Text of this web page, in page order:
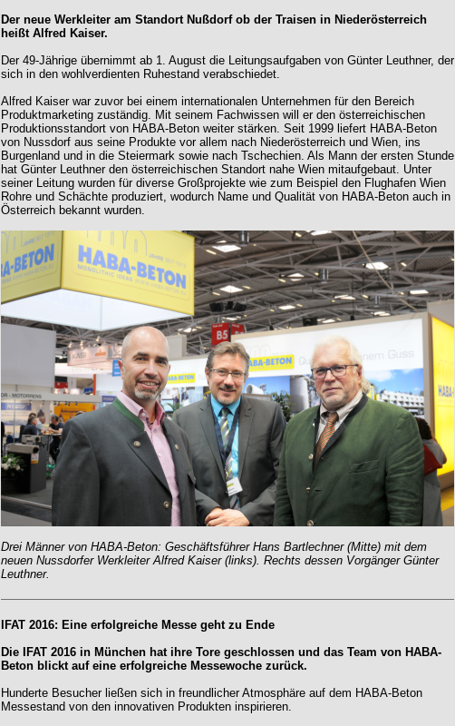
Der neue Werkleiter am Standort Nußdorf ob der Traisen in Niederösterreich
heißt Alfred Kaiser.
Der 49-Jährige übernimmt ab 1. August die Leitungsaufgaben von Günter Leuthner, der
sich in den wohlverdienten Ruhestand verabschiedet.
Alfred Kaiser war zuvor bei einem internationalen Unternehmen für den Bereich
Produktmarketing zuständig. Mit seinem Fachwissen will er den österreichischen
Produktionsstandort von HABA-Beton weiter stärken. Seit 1999 liefert HABA-Beton
von Nussdorf aus seine Produkte vor allem nach Niederösterreich und Wien, ins
Burgenland und in die Steiermark sowie nach Tschechien. Als Mann der ersten Stunde
hat Günter Leuthner den österreichischen Standort nahe Wien mitaufgebaut. Unter
seiner Leitung wurden für diverse Großprojekte wie zum Beispiel den Flughafen Wien
Rohre und Schächte produziert, wodurch Name und Qualität von HABA-Beton auch in
Österreich bekannt wurden.
Drei Männer von HABA-Beton: Geschäftsführer Hans Bartlechner (Mitte) mit dem
neuen Nussdorfer Werkleiter Alfred Kaiser (links). Rechts dessen Vorgänger Günter
Leuthner.
IFAT 2016: Eine erfolgreiche Messe geht zu Ende
Die IFAT 2016 in München hat ihre Tore geschlossen und das Team von HABA-
Beton blickt auf eine erfolgreiche Messewoche zurück.
Hunderte Besucher ließen sich in freundlicher Atmosphäre auf dem HABA-Beton
Messestand von den innovativen Produkten inspirieren.